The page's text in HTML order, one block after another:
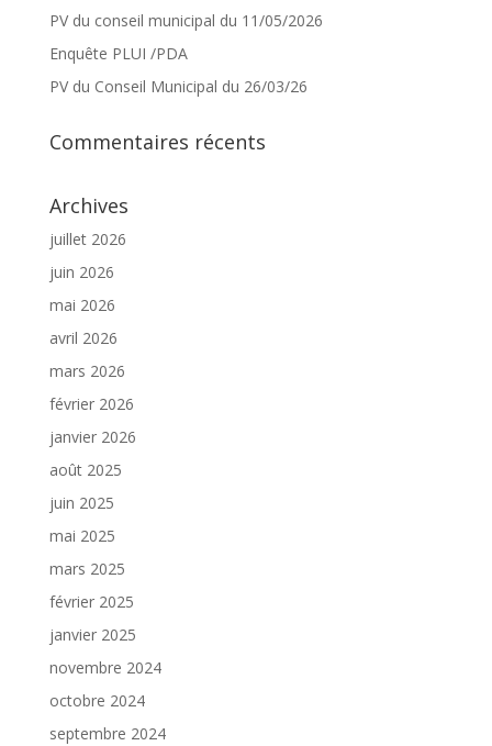
PV du conseil municipal du 11/05/2026
Enquête PLUI /PDA
PV du Conseil Municipal du 26/03/26
Commentaires récents
Archives
juillet 2026
juin 2026
mai 2026
avril 2026
mars 2026
février 2026
janvier 2026
août 2025
juin 2025
mai 2025
mars 2025
février 2025
janvier 2025
novembre 2024
octobre 2024
septembre 2024